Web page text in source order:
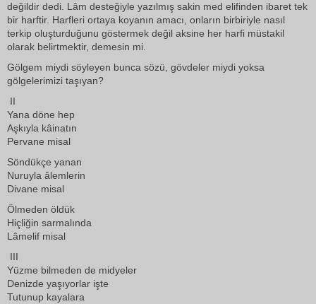
değildir dedi. Lâm desteğiyle yazılmış sakin med elifinden ibaret tek
bir harftir. Harfleri ortaya koyanın amacı, onların birbiriyle nasıl
terkip oluşturduğunu göstermek değil aksine her harfi müstakil
olarak belirtmektir, demesin mi.
Gölgem miydi söyleyen bunca sözü, gövdeler miydi yoksa
gölgelerimizi taşıyan?
II
Yana döne hep
Aşkıyla kâinatın
Pervane misal
Söndükçe yanan
Nuruyla âlemlerin
Divane misal
Ölmeden öldük
Hiçliğin sarmalında
Lâmelif misal
III
Yüzme bilmeden de midyeler
Denizde yaşıyorlar işte
Tutunup kayalara